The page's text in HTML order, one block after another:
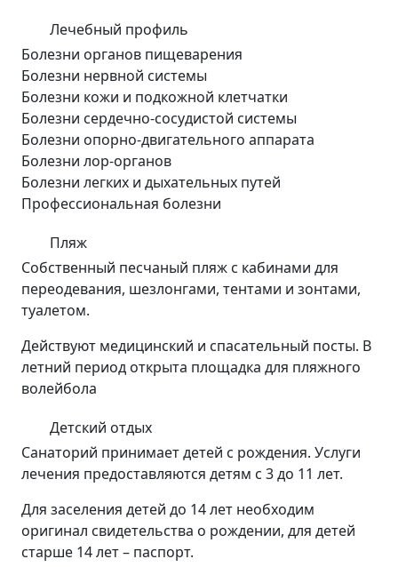
Лечебный профиль
Болезни органов пищеварения
Болезни нервной системы
Болезни кожи и подкожной клетчатки
Болезни сердечно-сосудистой системы
Болезни опорно-двигательного аппарата
Болезни лор-органов
Болезни легких и дыхательных путей
Профессиональная болезни
Пляж
Собственный песчаный пляж с кабинами для
переодевания, шезлонгами, тентами и зонтами,
туалетом.
Действуют медицинский и спасательный посты. В
летний период открыта площадка для пляжного
волейбола
Детский отдых
Санаторий принимает детей с рождения. Услуги
лечения предоставляются детям с 3 до 11 лет.
Для заселения детей до 14 лет необходим
оригинал свидетельства о рождении, для детей
старше 14 лет – паспорт.